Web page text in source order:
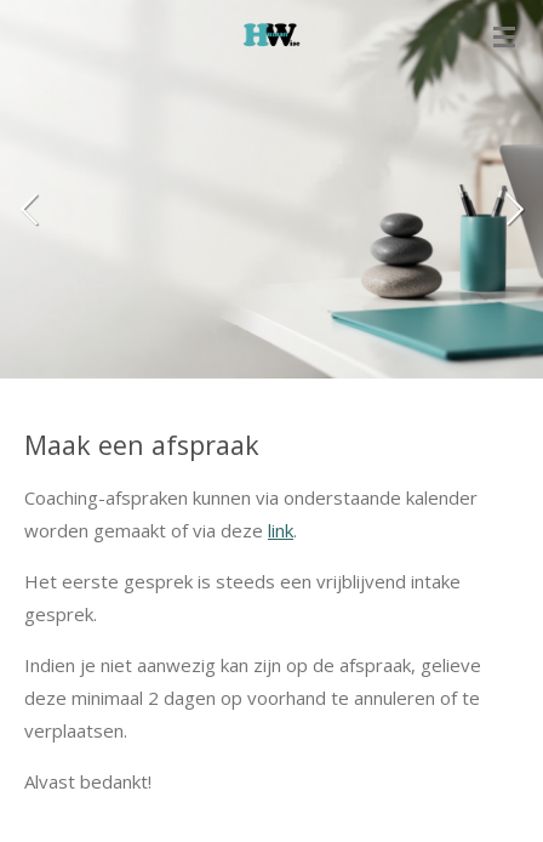
Maak een afspraak
Coaching-afspraken kunnen via onderstaande kalender
worden gemaakt of via deze link.
Het eerste gesprek is steeds een vrijblijvend intake
gesprek.
Indien je niet aanwezig kan zijn op de afspraak, gelieve
deze minimaal 2 dagen op voorhand te annuleren of te
verplaatsen.
Alvast bedankt!